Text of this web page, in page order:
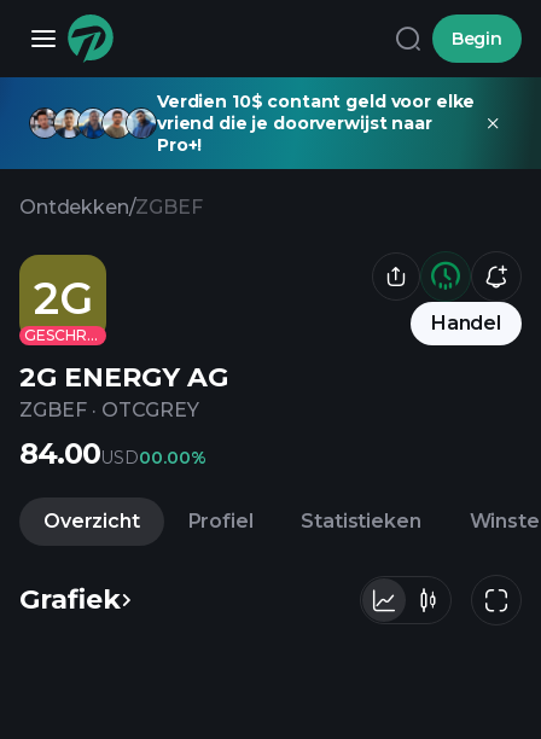
Begin
Verdien 10$ contant geld voor elke
vriend die je doorverwijst naar
Pro+!
Ontdekken/ZGBEF
2G
GESCHRAPT
Handel
2G ENERGY AG
ZGBEF · OTCGREY
84.00USD00.00%
Overzicht Profiel Statistieken
Grafiek